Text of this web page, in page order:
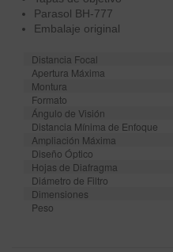
Parasol BH-777
Embalaje original
Distancia Focal
Apertura Máxima
Montura
Formato
Ángulo de Visión
Distancia Mínima de Enfoque
Ampliación Máxima
Diseño Óptico
Hojas de Diafragma
Diámetro de Filtro
Dimensiones
Peso